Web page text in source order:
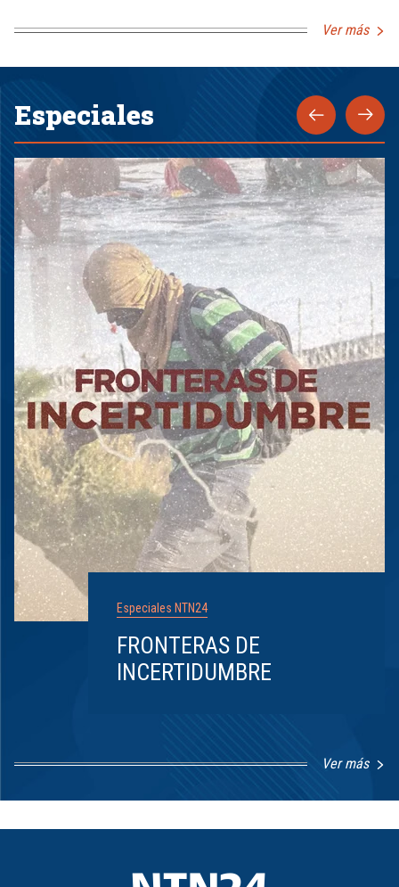
Ver más
Especiales
Especiales NTN24
FRONTERAS DE
INCERTIDUMBRE
Ver más
1
8